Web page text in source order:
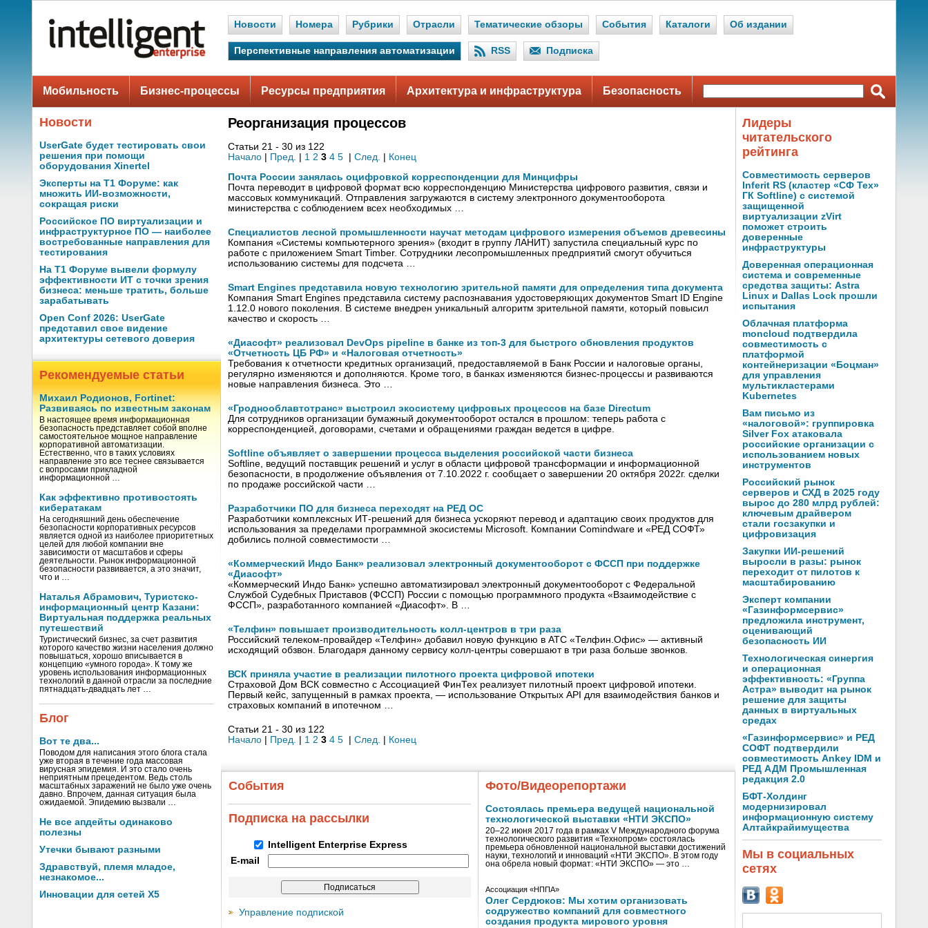
Новости Номера Рубрики Отрасли Тематические обзоры События Каталоги Об издании
Перспективные направления автоматизации RSS Подписка
Мобильность Бизнес-процессы Ресурсы предприятия Архитектура и инфраструктура Безопасность
Новости
UserGate будет тестировать свои
решения при помощи
оборудования Xinertel
Эксперты на Т1 Форуме: как
множить ИИ-возможности,
сокращая риски
Российское ПО виртуализации и
инфраструктурное ПО — наиболее
востребованные направления для
тестирования
На Т1 Форуме вывели формулу
эффективности ИТ с точки зрения
бизнеса: меньше тратить, больше
зарабатывать
Open Conf 2026: UserGate
представил свое видение
архитектуры сетевого доверия
Рекомендуемые статьи
Михаил Родионов, Fortinet:
Развиваясь по известным законам
В настоящее время информационная
безопасность представляет собой вполне
самостоятельное мощное направление
корпоративной автоматизации.
Естественно, что в таких условиях
направление это все теснее связывается
с вопросами прикладной
информационной …
Как эффективно противостоять
кибератакам
На сегодняшний день обеспечение
безопасности корпоративных ресурсов
является одной из наиболее приоритетных
целей для любой компании вне
зависимости от масштабов и сферы
деятельности. Рынок информационной
безопасности развивается, а это значит,
что и …
Наталья Абрамович, Туристско-
информационный центр Казани:
Виртуальная поддержка реальных
путешествий
Туристический бизнес, за счет развития
которого качество жизни населения должно
повышаться, хорошо вписывается в
концепцию «умного города». К тому же
уровень использования информационных
технологий в данной отрасли за последние
пятнадцать-двадцать лет …
Блог
Вот те два...
Поводом для написания этого блога стала
уже вторая в течение года массовая
вирусная эпидемия. И это стало очень
неприятным прецедентом. Ведь столь
масштабных заражений не было уже очень
давно. Впрочем, данная ситуация была
ожидаемой. Эпидемию вызвали …
Не все апдейты одинаково
полезны
Утечки бывают разными
Здравствуй, племя младое,
незнакомое...
Инновации для сетей X5
Реорганизация процессов
Статьи 21 - 30 из 122
Начало
Пред. 1 2 3 4 5 След.
Конец
Почта России занялась оцифровкой корреспонденции для Минцифры
Почта переводит в цифровой формат всю корреспонденцию Министерства цифрового развития, связи и
массовых коммуникаций. Отправления загружаются в систему электронного документооборота
министерства с соблюдением всех необходимых …
Специалистов лесной промышленности научат методам цифрового измерения объемов древесины
Компания «Системы компьютерного зрения» (входит в группу ЛАНИТ) запустила специальный курс по
работе с приложением Smart Timber. Сотрудники лесопромышленных предприятий смогут обучиться
использованию системы для подсчета …
Smart Engines представила новую технологию зрительной памяти для определения типа документа
Компания Smart Engines представила систему распознавания удостоверяющих документов Smart ID Engine
1.12.0 нового поколения. В системе внедрен уникальный алгоритм зрительной памяти, который повысил
качество и скорость …
«Диасофт» реализовал DevOps pipeline в банке из топ-3 для быстрого обновления продуктов
«Отчетность ЦБ РФ» и «Налоговая отчетность»
Требования к отчетности кредитных организаций, предоставляемой в Банк России и налоговые органы,
регулярно изменяются и дополняются. Кроме того, в банках изменяются бизнес-процессы и развиваются
новые направления бизнеса. Это …
«Гроднооблавтотранс» выстроил экосистему цифровых процессов на базе Directum
Для сотрудников организации бумажный документооборот остался в прошлом: теперь работа с
корреспонденцией, договорами, счетами и обращениями граждан ведется в цифре.
Softline объявляет о завершении процесса выделения российской части бизнеса
Softline, ведущий поставщик решений и услуг в области цифровой трансформации и информационной
безопасности, в продолжение объявления от 7.10.2022 г. сообщает о завершении 20 октября 2022г. сделки
по продаже российской части …
Разработчики ПО для бизнеса переходят на РЕД ОС
Разработчики комплексных ИТ-решений для бизнеса ускоряют перевод и адаптацию своих продуктов для
использования за пределами программной экосистемы Microsoft. Компании Comindware и «РЕД СОФТ»
добились полной совместимости …
«Коммерческий Индо Банк» реализовал электронный документооборот с ФССП при поддержке
«Диасофт»
«Коммерческий Индо Банк» успешно автоматизировал электронный документооборот с Федеральной
Службой Судебных Приставов (ФССП) России с помощью программного продукта «Взаимодействие с
ФССП», разработанного компанией «Диасофт». В …
«Телфин» повышает производительность колл-центров в три раза
Российский телеком-провайдер «Телфин» добавил новую функцию в АТС «Телфин.Офис» — активный
исходящий обзвон. Благодаря данному сервису колл-центры совершают в три раза больше звонков.
ВСК приняла участие в реализации пилотного проекта цифровой ипотеки
Страховой Дом ВСК совместно с Ассоциацией ФинТех реализует пилотный проект цифровой ипотеки.
Первый кейс, запущенный в рамках проекта, — использование Открытых API для взаимодействия банков и
страховых компаний в ипотечном …
Статьи 21 - 30 из 122
Начало | Пред. | 1 2 3 4 5 | След. | Конец
События
Подписка на рассылки
Intelligent Enterprise Express
E-mail
Управление подпиской
Фото/Видеорепортажи
Состоялась премьера ведущей национальной
технологической выставки «НТИ ЭКСПО»
20–22 июня 2017 года в рамках V Международного форума
технологического развития «Технопром» состоялась
премьера обновленной национальной выставки достижений
науки, технологий и инноваций «НТИ ЭКСПО». В этом году
она обрела новый формат: «НТИ ЭКСПО» — это …
Ассоциация «НППА»
Олег Сердюков: Мы хотим организовать
содружество компаний для совместного
создания продукта мирового уровня
Лидеры
читательского
рейтинга
Совместимость серверов
Inferit RS (кластер «СФ Тех»
ГК Softline) с системой
защищенной
виртуализации zVirt
поможет строить
доверенные
инфраструктуры
Доверенная операционная
система и современные
средства защиты: Astra
Linux и Dallas Lock прошли
испытания
Облачная платформа
moncloud подтвердила
совместимость с
платформой
контейнеризации «Боцман»
для управления
мультикластерами
Kubernetes
Вам письмо из
«налоговой»: группировка
Silver Fox атаковала
российские организации с
использованием новых
инструментов
Российский рынок
серверов и СХД в 2025 году
вырос до 280 млрд рублей:
ключевым драйвером
стали госзакупки и
цифровизация
Закупки ИИ-решений
выросли в разы: рынок
переходит от пилотов к
масштабированию
Эксперт компании
«Газинформсервис»
предложила инструмент,
оценивающий
безопасность ИИ
Технологическая синергия
и операционная
эффективность: «Группа
Астра» выводит на рынок
решение для защиты
данных в виртуальных
средах
«Газинформсервис» и РЕД
СОФТ подтвердили
совместимость Ankey IDM и
РЕД АДМ Промышленная
редакция 2.0
БФТ-Холдинг
модернизировал
информационную систему
Алтайкрайимущества
Мы в социальных
сетях